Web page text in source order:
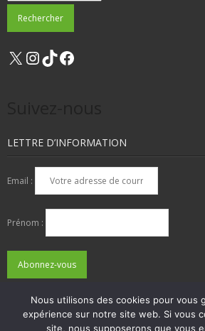
X Instagram
TikTok
LETTRE D’INFORMATION
Email :
Prénom :
Nous utilisons des cookies pour vous
expérience sur notre site web. Si vous
site, nous supposerons que vous